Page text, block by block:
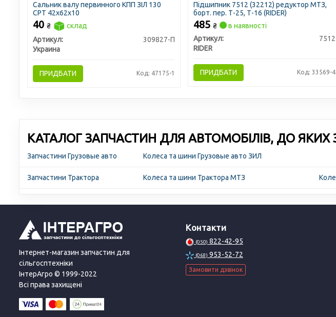
Сальник валу первинного КПП ЗІЛ 130
СРТ 42х62х10
40 ₴
склад
Артикул:
309827-П
Украина
ПРИДБАТИ Код: 47175-1
Підшипник 7512 (32212) редуктор МТЗ,
борт. пер. Т-25, Т-16 (RIDER)
485 ₴
в наявності
Артикул:
7512
RIDER
ПРИДБАТИ Код: 33569-4
КАТАЛОГ ЗАПЧАСТИН ДЛЯ АВТОМОБІЛІВ, ДО
Запчастини Грузовые авто Колеса та шини Грузовые авто ЗИЛ
Запчастини Трактора Колеса та шини Трактора МТЗ
Інтернет-магазин запчастин для
сільгосптехніки
ІнтерАгро © 1999-2022
Всі права захищені
Контакти
(050) 822-42-95
(068) 953-52-72
Замовити дзвінок